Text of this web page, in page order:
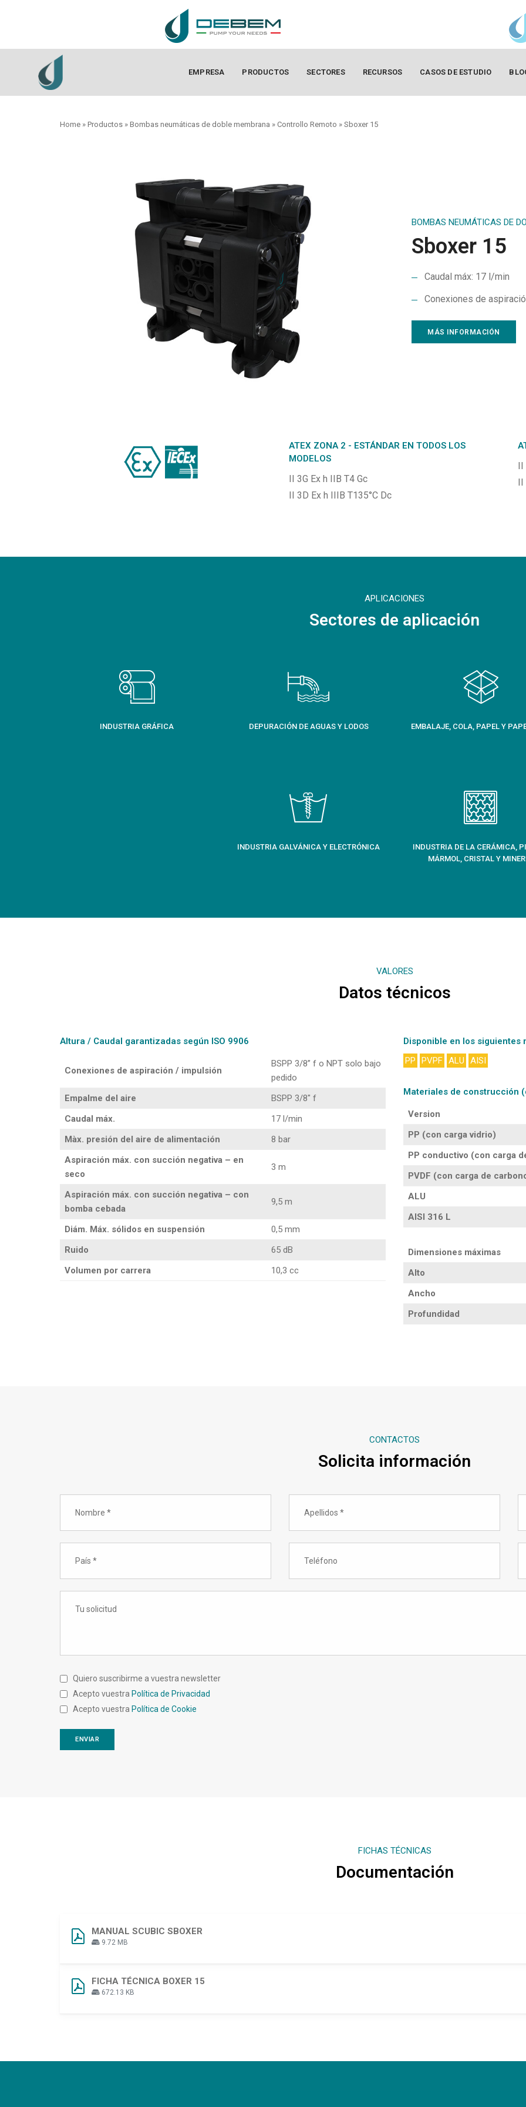
EMPRESA PRODUCTOS SECTORES RECURSOS CASOS DE ESTUDIO
Home » Productos » Bombas neumáticas de doble membrana » Controllo Remoto » Sboxer 15
BOMBAS NEUMÁTICAS DE
Sboxer 15
Caudal máx: 17 l/min
Conexiones de
MÁS INFORMACIÓN
ATEX ZONA 2 - ESTÁNDAR EN TODOS LOS
MODELOS
II 3G Ex h IIB T4 Gc
II 3D Ex h IIIB T135°C Dc
II
II
APLICACIONES
Sectores de aplicación
INDUSTRIA GRÁFICA DEPURACIÓN DE AGUAS Y LODOS EMBALAJE, COLA, PAPEL Y
INDUSTRIA GALVÁNICA Y ELECTRÓNICA
INDUSTRIA DE LA CERÁMICA,
MÁRMOL, CRISTAL Y
VALORES
Datos técnicos
Altura / Caudal garantizadas según ISO 9906
Conexiones de aspiración / impulsión
BSPP 3/8” f o NPT solo bajo
pedido
Empalme del aire
BSPP 3/8″ f
Caudal máx.
17 l/min
Màx. presión del aire de alimentación
8 bar
Aspiración máx. con succión negativa – en
seco
3 m
Aspiración máx. con succión negativa – con
bomba cebada
9,5 m
Diám. Máx. sólidos en suspensión
0,5 mm
Ruido
65 dB
Volumen por carrera
10,3 cc
Disponible en los siguientes
PP
PVPF ALU AISI
Materiales de construcción
Version
PP (con carga vidrio)
PP conductivo (con carga
PVDF (con carga de
ALU
AISI 316 L
Dimensiones máximas
Alto
Ancho
Profundidad
CONTACTOS
Solicita información
Quiero suscribirme a vuestra newsletter
Acepto vuestra Política de Privacidad
Acepto vuestra Política de Cookie
FICHAS TÉCNICAS
Documentación
MANUAL SCUBIC SBOXER
9.72 MB
FICHA TÉCNICA BOXER 15
672.13 KB